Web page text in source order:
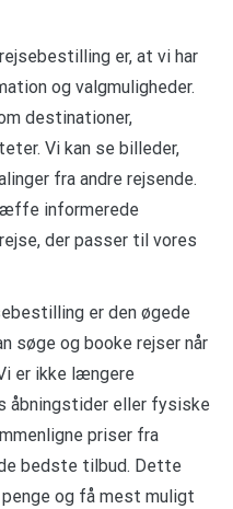
er, at vi har
og valgmuligheder.
destinationer,
Vi kan se billeder,
fra andre rejsende.
informerede
der passer til vores
er den øgede
søge og booke rejser når
er ikke længere
åbningstider eller fysiske
priser fra
bedste tilbud. Dette
og få mest muligt